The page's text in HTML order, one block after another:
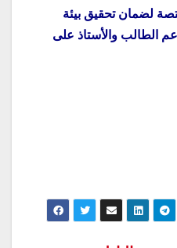
لضمان تحقيق بيئة
الطالب والأستاذ على